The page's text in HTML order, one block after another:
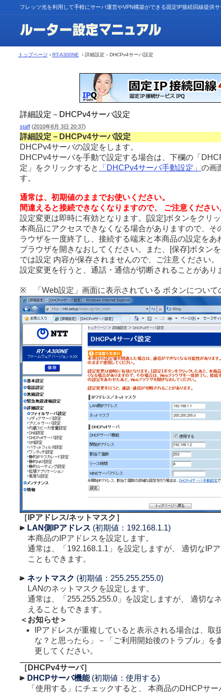
フレッツ光を利用して手軽にサーバ運営やVPN構築ができる固定IP接続回線提供
トップページ › RT-A300NE › 詳細設定－DHCPv4サーバ設定
詳細設定－DHCPv4サーバ設定
staff (2010年8月 3日 20:37)
詳細設定－DHCPv4サーバ設定
DHCPv4サーバの設定をします。
DHCPv4サーバを手動で設定する場合は、下欄の「
定」をクリックすると
「DHCPv4サーバ手動設定」 の画
す。
通常は、初期値のままでお使いください。
間違えると接続できなくなりますので、 ご注意ください
設定変更は即時に有効となります。[設定]ボタンをク
本商品にアクセスできなくなる場合がありますので、そ
ラウザを一度終了し、接続する端末と本商品の設定をあ
ブラウザを開きなおしてください。また、[保存]ボタン
では設定 内容が保存されませんので、ご注意ください。
設定変更を行うと、通話・通信が切断されることがあり
※ 「Web設定」画面に表示されている ボタンについて
［IPアドレス/ネットマスク］
LAN側IPアドレス (初期値：192.168.1.1)
本商品のIPアドレスを設定します。
通常は、「192.168.1.1」を設定しますが、 適切なIP
こともできます。
ネットマスク (初期値：255.255.255.0)
LANのネットマスクを設定します。
通常は、「255.255.255.0」を設定しますが、 適切な
えることもできます。
＜お知らせ＞
IPアドレスが重複していると表示される場合は、取
な？と思ったら」－「ご利用開始後のトラブル」を
更してください。
［DHCPv4サーバ］
DHCPサーバ機能(初期値：使用する)
「使用する」にチェックすると、 本商品のDHCPサ